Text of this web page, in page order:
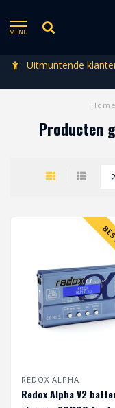
MENU
Uitmuntende
Home
Producten
REDOX ALPHA
Redox Alpha V2